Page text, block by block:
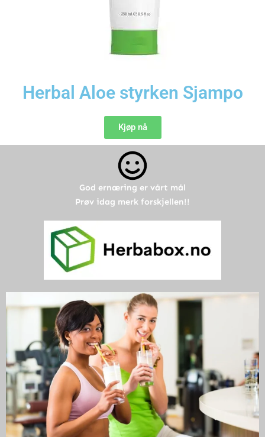
Herbal Aloe styrken Sjampo
Kjøp nå
God ernæring er vårt mål
Prøv idag merk forskjellen!!